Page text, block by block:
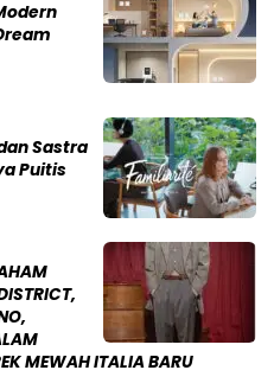
Sastra
Puitis
MEWAH ITALIA BARU